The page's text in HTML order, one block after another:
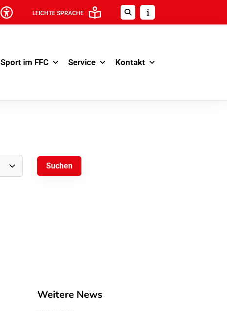
LEICHTE SPRACHE
Sport im FFC Service Kontakt
Weitere News